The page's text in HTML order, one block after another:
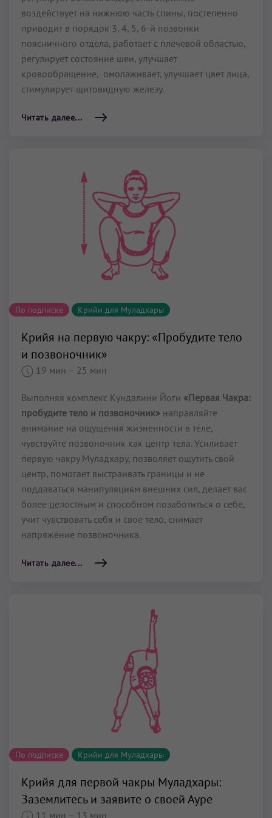
воздействует на нижнюю часть спины, постепенно
приводит в порядок 3, 4, 5, 6-й позвонки
поясничного отдела, работает с плечевой областью,
регулирует состояние шеи, улучшает
кровообращение, омолаживает, улучшает цвет лица,
стимулирует щитовидную железу.
Читать далее...
По подписке Крийи для Муладхары
Крийя на первую чакру: «Пробудите тело
и позвоночник»
19 мин – 25 мин
Выполняя комплекс Кундалини Йоги «Первая Чакра:
пробудите тело и позвоночник» направляйте
внимание на ощущения жизненности в теле,
чувствуйте позвоночник как центр тела. Усиливает
первую чакру Муладхару, позволяет ощутить свой
центр, помогает выстраивать границы и не
поддаваться манипуляциям внешних сил, делает вас
более целостным и способном позаботиться о себе,
учит чувствовать себя и свое тело, снимает
напряжение позвоночника.
Читать далее...
По подписке Крийи для Муладхары
Крийя для первой чакры Муладхары:
Заземлитесь и заявите о своей Ауре
11 мин – 13 мин